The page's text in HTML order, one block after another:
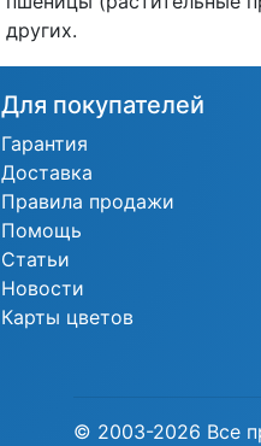
других.
Для покупателей
Гарантия
Доставка
Правила продажи
Помощь
Статьи
Новости
Карты цветов
© 2003-2026 Все